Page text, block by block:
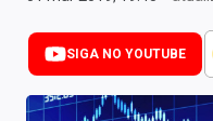
Newsletters
Cotações
SIGA NO YOUTUBE